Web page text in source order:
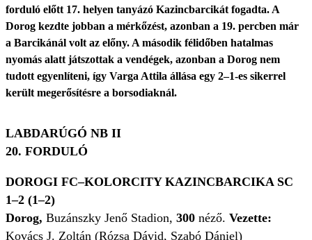
forduló előtt 17. helyen tanyázó Kazincbarcikát fogadta. A
Dorog kezdte jobban a mérkőzést, azonban a 19. percben már
a Barcikánál volt az előny. A második félidőben hatalmas
nyomás alatt játszottak a vendégek, azonban a Dorog nem
tudott egyenlíteni, így Varga Attila állása egy 2–1-es sikerrel
került megerősítésre a borsodiaknál.
LABDARÚGÓ NB II
20. FORDULÓ
DOROGI FC–KOLORCITY KAZINCBARCIKA SC
1–2 (1–2)
Dorog, Buzánszky Jenő Stadion, 300 néző. Vezette:
Kovács J. Zoltán (Rózsa Dávid, Szabó Dániel)